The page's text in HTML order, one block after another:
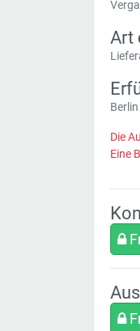
Art
Berlin
Die
Eine